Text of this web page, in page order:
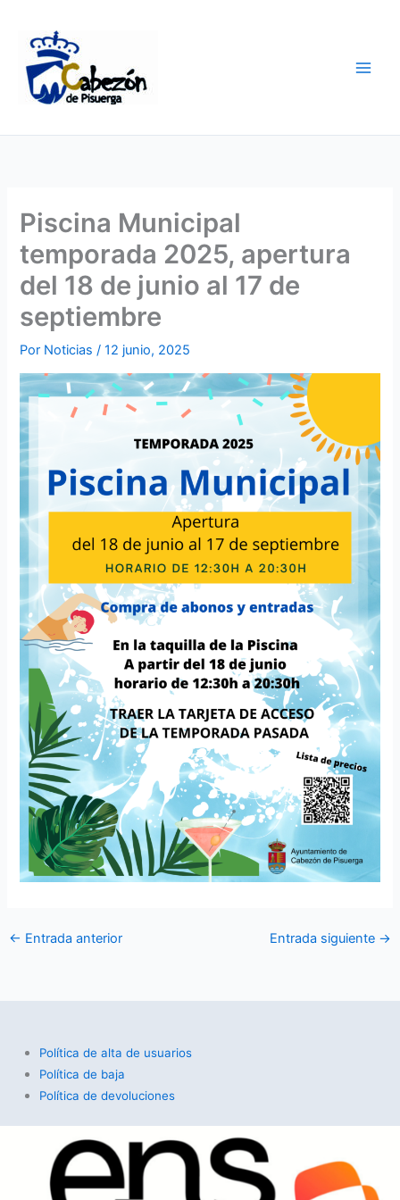
contenido
Piscina Municipal
temporada 2025, apertura
del 18 de junio al 17 de
septiembre
Por Noticias/12 junio, 2025
← Entrada anterior Entrada siguiente →
Política de alta de usuarios
Política de baja
Política de devoluciones